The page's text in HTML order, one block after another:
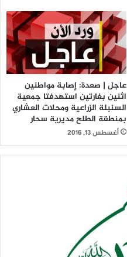
عاجل | صعدة: إصابة مواطنين
اثنين بغارتين استهدفتا جمعية
السنبلة الزراعية ومحلات العشاري
بمنطقة الطلح مديرية سحار
أغسطس 13, 2016